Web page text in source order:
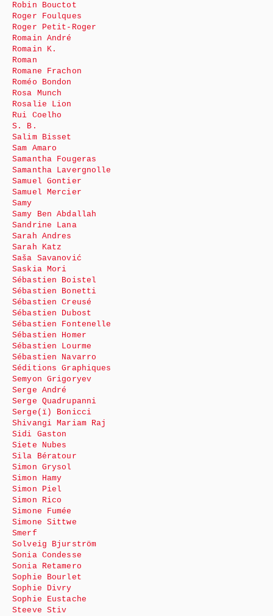
Robin Bouctot
Roger Foulques
Roger Petit-Roger
Romain André
Romain K.
Roman
Romane Frachon
Roméo Bondon
Rosa Munch
Rosalie Lion
Rui Coelho
S. B.
Salim Bisset
Sam Amaro
Samantha Fougeras
Samantha Lavergnolle
Samuel Gontier
Samuel Mercier
Samy
Samy Ben Abdallah
Sandrine Lana
Sarah Andres
Sarah Katz
Saša Savanović
Saskia Mori
Sébastien Boistel
Sébastien Bonetti
Sébastien Creusé
Sébastien Dubost
Sébastien Fontenelle
Sébastien Homer
Sébastien Lourme
Sébastien Navarro
Séditions Graphiques
Semyon Grigoryev
Serge André
Serge Quadrupanni
Serge(ï) Bonicci
Shivangi Mariam Raj
Sidi Gaston
Siete Nubes
Sila Bératour
Simon Grysol
Simon Hamy
Simon Piel
Simon Rico
Simone Fumée
Simone Sittwe
Smerf
Solveig Bjurström
Sonia Condesse
Sonia Retamero
Sophie Bourlet
Sophie Divry
Sophie Eustache
Steeve Stiv